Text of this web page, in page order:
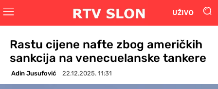
UŽIVO
Rastu cijene nafte zbog američkih
sankcija na venecuelanske tankere
Adin Jusufović 22.12.2025. 11:31